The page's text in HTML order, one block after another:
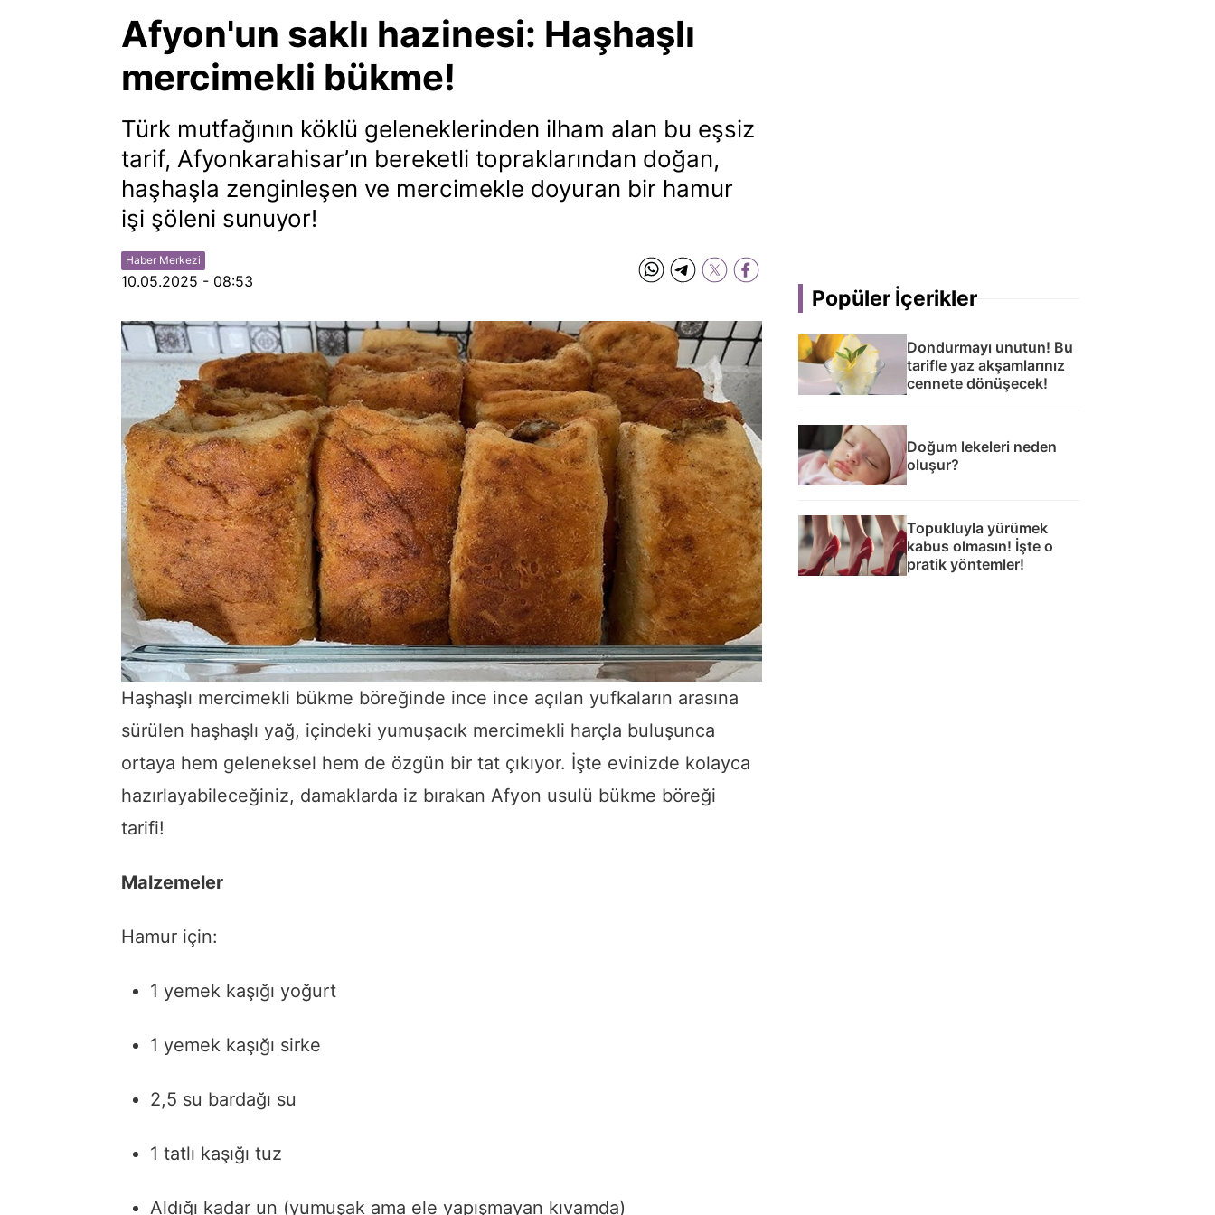
Afyon'un saklı hazinesi: Haşhaşlı
mercimekli bükme!
Türk mutfağının köklü geleneklerinden ilham alan bu eşsiz
tarif, Afyonkarahisar’ın bereketli topraklarından doğan,
haşhaşla zenginleşen ve mercimekle doyuran bir hamur
işi şöleni sunuyor!
Haber Merkezi
10.05.2025 - 08:53
Haşhaşlı mercimekli bükme böreğinde ince ince açılan yufkaların arasına
sürülen haşhaşlı yağ, içindeki yumuşacık mercimekli harçla buluşunca
ortaya hem geleneksel hem de özgün bir tat çıkıyor. İşte evinizde kolayca
hazırlayabileceğiniz, damaklarda iz bırakan Afyon usulü bükme böreği
tarifi!
Malzemeler
Hamur için:
1 yemek kaşığı yoğurt
1 yemek kaşığı sirke
2,5 su bardağı su
1 tatlı kaşığı tuz
Aldığı kadar un (yumuşak ama ele yapışmayan kıvamda)
Popüler İçerikler
Dondurmayı unutun! Bu
tarifle yaz akşamlarınız
cennete dönüşecek!
Doğum lekeleri neden
oluşur?
Topukluyla yürümek
kabus olmasın! İşte o
pratik yöntemler!